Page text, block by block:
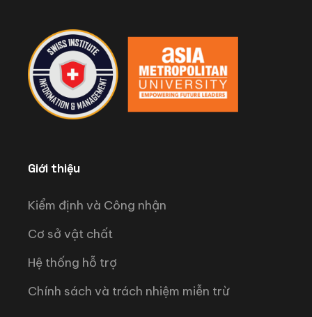
Giới thiệu
Kiểm định và Công nhận
Cơ sở vật chất
Hệ thống hỗ trợ
Chính sách và trách nhiệm miễn trừ